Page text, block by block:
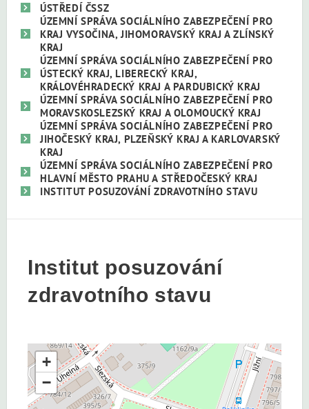
ÚSTŘEDÍ ČSSZ
ÚZEMNÍ SPRÁVA SOCIÁLNÍHO ZABEZPEČENÍ PRO
KRAJ VYSOČINA, JIHOMORAVSKÝ KRAJ A ZLÍNSKÝ
KRAJ
ÚZEMNÍ SPRÁVA SOCIÁLNÍHO ZABEZPEČENÍ PRO
ÚSTECKÝ KRAJ, LIBERECKÝ KRAJ,
KRÁLOVÉHRADECKÝ KRAJ A PARDUBICKÝ KRAJ
ÚZEMNÍ SPRÁVA SOCIÁLNÍHO ZABEZPEČENÍ PRO
MORAVSKOSLEZSKÝ KRAJ A OLOMOUCKÝ KRAJ
ÚZEMNÍ SPRÁVA SOCIÁLNÍHO ZABEZPEČENÍ PRO
JIHOČESKÝ KRAJ, PLZEŇSKÝ KRAJ A KARLOVARSKÝ
KRAJ
ÚZEMNÍ SPRÁVA SOCIÁLNÍHO ZABEZPEČENÍ PRO
HLAVNÍ MĚSTO PRAHU A STŘEDOČESKÝ KRAJ
INSTITUT POSUZOVÁNÍ ZDRAVOTNÍHO STAVU
Institut posuzování
zdravotního stavu
+
−